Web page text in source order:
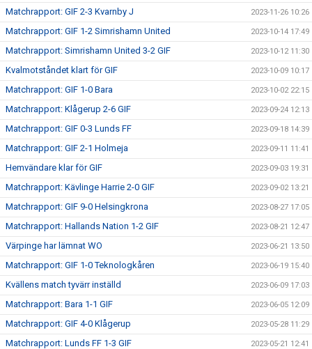
Matchrapport: GIF 2-3 Kvarnby J 2023-11-26 10:26
Matchrapport: GIF 1-2 Simrishamn United 2023-10-14 17:49
Matchrapport: Simrishamn United 3-2 GIF 2023-10-12 11:30
Kvalmotståndet klart för GIF 2023-10-09 10:17
Matchrapport: GIF 1-0 Bara 2023-10-02 22:15
Matchrapport: Klågerup 2-6 GIF 2023-09-24 12:13
Matchrapport: GIF 0-3 Lunds FF 2023-09-18 14:39
Matchrapport: GIF 2-1 Holmeja 2023-09-11 11:41
Hemvändare klar för GIF 2023-09-03 19:31
Matchrapport: Kävlinge Harrie 2-0 GIF 2023-09-02 13:21
Matchrapport: GIF 9-0 Helsingkrona 2023-08-27 17:05
Matchrapport: Hallands Nation 1-2 GIF 2023-08-21 12:47
Värpinge har lämnat WO 2023-06-21 13:50
Matchrapport: GIF 1-0 Teknologkåren 2023-06-19 15:40
Kvällens match tyvärr inställd 2023-06-09 17:03
Matchrapport: Bara 1-1 GIF 2023-06-05 12:09
Matchrapport: GIF 4-0 Klågerup 2023-05-28 11:29
Matchrapport: Lunds FF 1-3 GIF 2023-05-21 12:41